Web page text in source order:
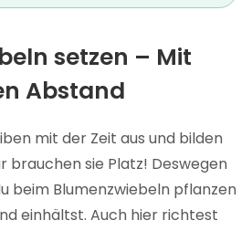
setzen – Mit
Abstand
mit der Zeit aus und bilden
brauchen sie Platz! Deswegen
beim Blumenzwiebeln pflanzen
einhältst. Auch hier richtest